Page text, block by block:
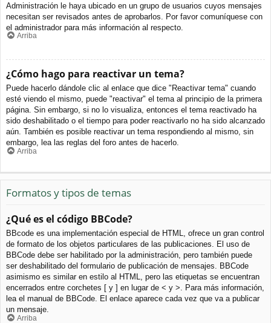
Administración le haya ubicado en un grupo de usuarios cuyos mensajes
necesitan ser revisados antes de aprobarlos. Por favor comuníquese con
el administrador para más información al respecto.
Arriba
¿Cómo hago para reactivar un tema?
Puede hacerlo dándole clic al enlace que dice "Reactivar tema" cuando
esté viendo el mismo, puede "reactivar" el tema al principio de la primera
página. Sin embargo, si no lo visualiza, entonces el tema reactivado ha
sido deshabilitado o el tiempo para poder reactivarlo no ha sido alcanzado
aún. También es posible reactivar un tema respondiendo al mismo, sin
embargo, lea las reglas del foro antes de hacerlo.
Arriba
Formatos y tipos de temas
¿Qué es el código BBCode?
BBcode es una implementación especial de HTML, ofrece un gran control
de formato de los objetos particulares de las publicaciones. El uso de
BBCode debe ser habilitado por la administración, pero también puede
ser deshabilitado del formulario de publicación de mensajes. BBCode
asimismo es similar en estilo al HTML, pero las etiquetas se encuentran
encerrados entre corchetes [ y ] en lugar de < y >. Para más información,
lea el manual de BBCode. El enlace aparece cada vez que va a publicar
un mensaje.
Arriba